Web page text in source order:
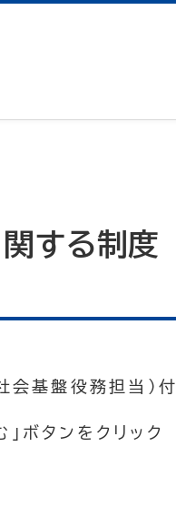
する制度
会基盤役務担当）付
ボタンをクリック